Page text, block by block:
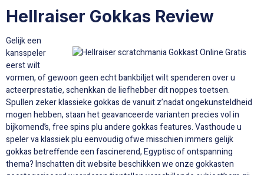
Hellraiser Gokkas Review
Gelijk een
kansspeler
eerst wilt
vormen, of gewoon geen echt bankbiljet wilt spenderen over u
acteerprestatie, schenkkan de liefhebber dit noppes toetsen.
Spullen zeker klassieke gokkas de vanuit z’nadat ongekunsteldheid
mogen hebben, staan het geavanceerde varianten precies vol in
bijkomend’s, free spins plu andere gokkas features. Vasthoude u
speler va klassiek plu eenvoudig ofwe misschien immers gelijk
gokkas betreffende een fascinerend, Egyptisc of ontspanning
thema? Inschatten dit website beschikken we onze gokkasten